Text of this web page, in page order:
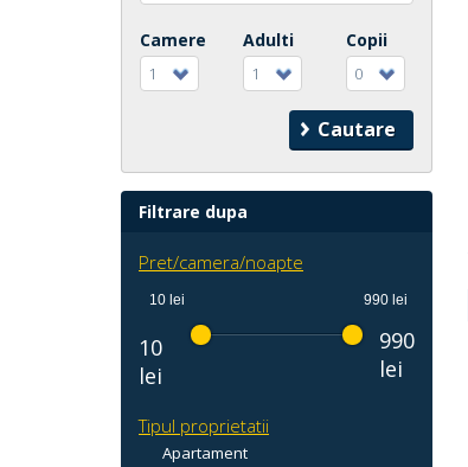
Camere
1
Adulti
1
Copii
0
Filtrare dupa
Pret/camera/noapte
10
lei
10 lei 990 lei
990
lei
Tipul proprietatii
Apartament